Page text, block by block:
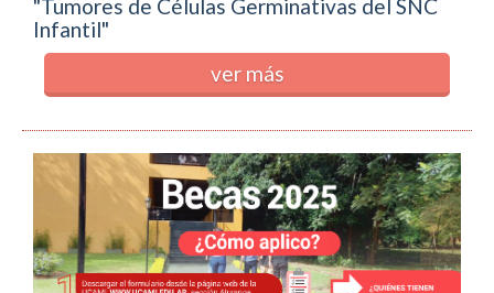
"Tumores de Células Germinativas del SNC
Infantil"
ver más